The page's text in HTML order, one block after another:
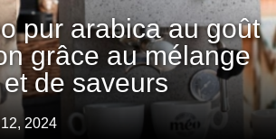
pur arabica au goût
grâce au mélange
et de saveurs
2024